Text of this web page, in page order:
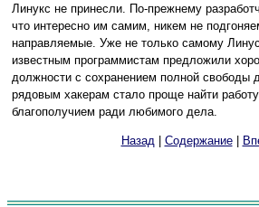
Линукс не принесли. По-прежнему
что интересно им самим, никем не
направляемые. Уже не только самому
известным программистам предложили
должности с сохранением полной свободы
рядовым хакерам стало проще найти
благополучием ради любимого дела.
Назад| Содержание|